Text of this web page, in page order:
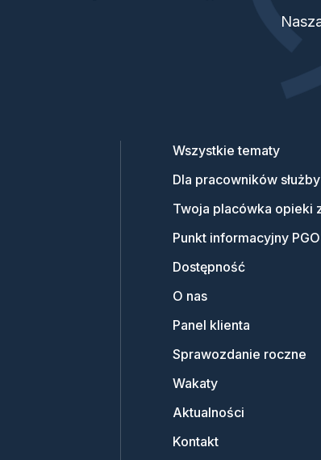
Wszystkie tematy
Dla pracowników
Twoja placówka opieki
Punkt informacyjny PGO
Dostępność
O nas
Panel klienta
Sprawozdanie roczne
Wakaty
Aktualności
Kontakt